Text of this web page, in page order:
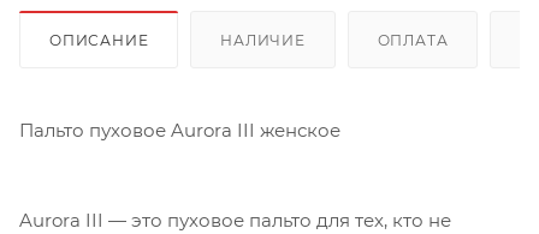
ОПИСАНИЕ НАЛИЧИЕ ОПЛАТА
Пальто пуховое Aurora III женское
Aurora III — это пуховое пальто для тех, кто не